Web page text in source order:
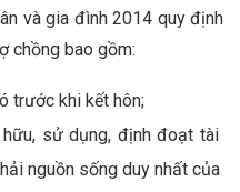
và gia đình 2014 quy định
chồng bao gồm:
trước khi kết hôn;
sử dụng, định đoạt tài
nguồn sống duy nhất của